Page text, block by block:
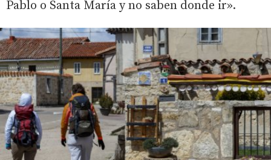
Pablo o Santa María y no saben donde ir».